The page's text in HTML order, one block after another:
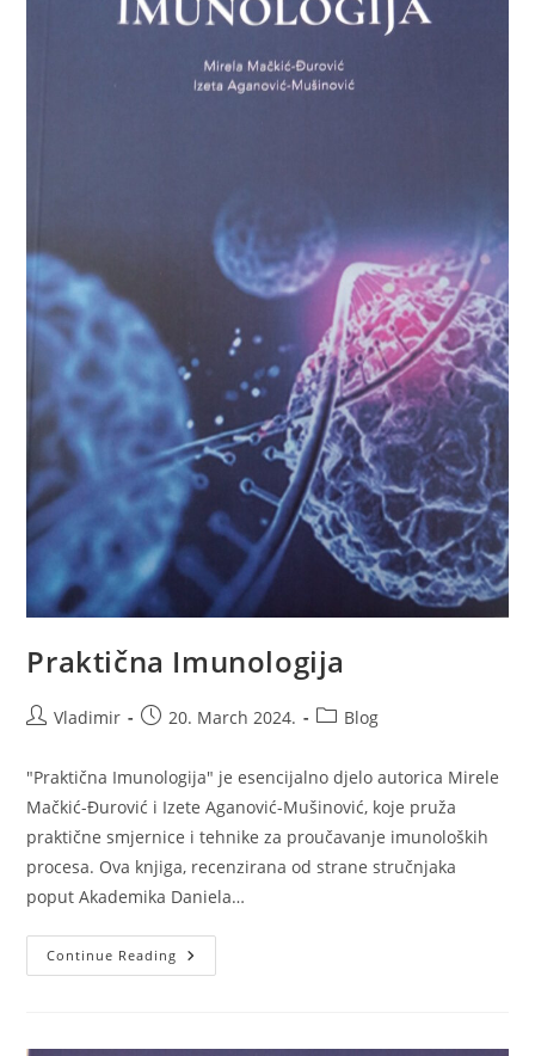
Praktična Imunologija
PostVladimir
Post20. March 2024.
PostBlog
"Praktična Imunologija" je esencijalno djelo autorica Mirele
Mačkić-Đurović i Izete Aganović-Mušinović, koje pruža
praktične smjernice i tehnike za proučavanje imunoloških
procesa. Ova knjiga, recenzirana od strane stručnjaka
poput Akademika Daniela…
Continue Reading Praktična
Imunologija